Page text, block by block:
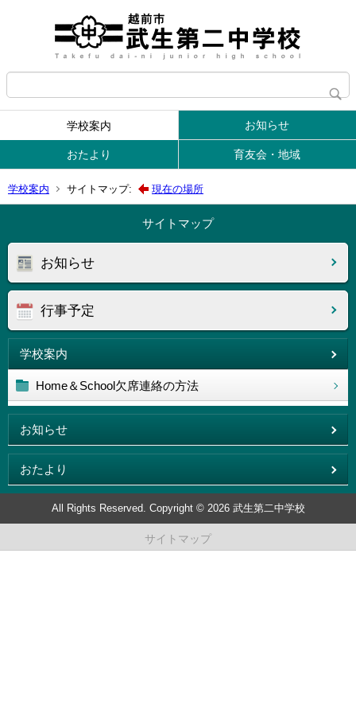
学校案内 お知らせ
おたより 育友会・地域
学校案内 サイトマップ: 現在の場所
サイトマップ
お知らせ
行事予定
学校案内
Home＆School欠席連絡の方法
お知らせ
おたより
All Rights Reserved. Copyright © 2026 武生第二中学校
サイトマップ